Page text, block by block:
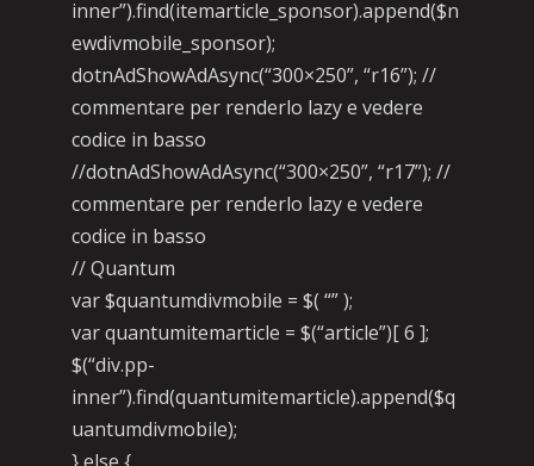
inner”).find(itemarticle_sponsor).append($n
ewdivmobile_sponsor);
dotnAdShowAdAsync(“300×250”, “r16”); //
commentare per renderlo lazy e vedere
codice in basso
//dotnAdShowAdAsync(“300×250”, “r17”); //
commentare per renderlo lazy e vedere
codice in basso
// Quantum
var $quantumdivmobile = $( “” );
var quantumitemarticle = $(“article”)[ 6 ];
$(“div.pp-
inner”).find(quantumitemarticle).append($q
uantumdivmobile);